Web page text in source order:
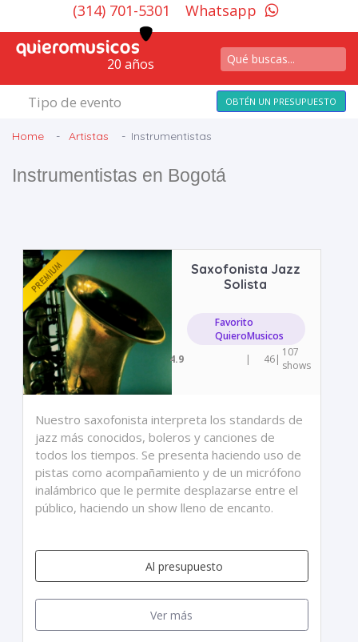
(314) 701-5301 Whatsapp
20 años
Tipo de evento OBTÉN UN PRESUPUESTO
Home Artistas Instrumentistas
Instrumentistas en Bogotá
Saxofonista Jazz
Solista
Favorito
QuieroMusicos
4.9
| 46| 107
shows
Nuestro saxofonista interpreta los standards de
jazz más conocidos, boleros y canciones de
todos los tiempos. Se presenta haciendo uso de
pistas como acompañamiento y de un micrófono
inalámbrico que le permite desplazarse entre el
público, haciendo un show lleno de encanto.
Al presupuesto
Ver más